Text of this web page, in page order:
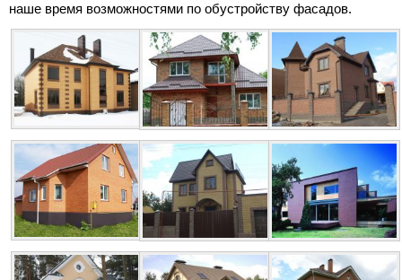
наше время возможностями по обустройству фасадов.